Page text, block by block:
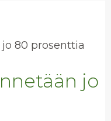
80 pro­sent­tia
jo